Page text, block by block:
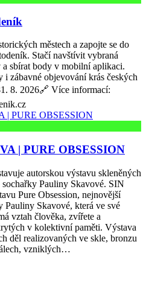
městech a zapojte se do
Stačí navštívit vybraná
sbírat body v mobilní aplikaci.
i zábavné objevování krás českých
8. 2026🔗 Více informací:
| PURE OBSESSION
autorskou výstavu skleněných
Pauliny Skavové. SIN
Pure Obsession, nejnovější
Pauliny Skavové, která ve své
vztah člověka, zvířete a
v kolektivní paměti. Výstava
děl realizovaných ve skle, bronzu
vzniklých…